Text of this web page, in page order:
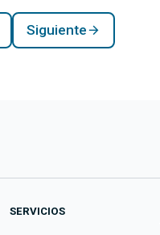
Siguiente
SERVICIOS